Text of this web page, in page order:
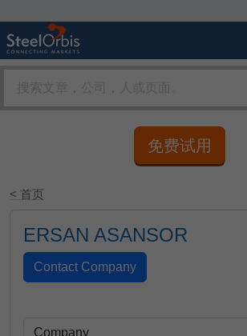
免费试用
< 首页
ERSAN ASANSOR